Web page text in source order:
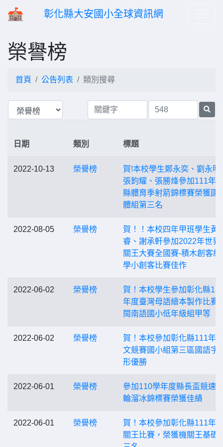
彰化縣大安國小全球資訊網
榮譽榜
首頁 公告列表 類別搜尋
日期 類別 標題
2022-10-13 榮譽榜
賀!本校學生鄭永奕、劉永明
張鈞耀、張勝烽參加111年
縣體育季射箭錦標賽榮獲國
體組第三名
2022-08-05 榮譽榜
賀！！本校四年甲班學生黃
睿、謝承軒參加2022年世界
關王大賽全國賽-積木創客組
學小創客比賽佳作
2022-06-02 榮譽榜
賀！本校學生參加彰化縣
年度臺灣母語繪本製作比賽
閩南語國小低年級組甲等
2022-06-02 榮譽榜
賀！本校參加彰化縣111年
文競賽國小組第三區國語字
形優勝
2022-06-01 榮譽榜
參加110學年度縣長盃競速
輪溜冰錦標賽榮獲佳績
2022-06-01 榮譽榜
賀！本校參加彰化縣111年
關王比賽，榮獲機關王基礎